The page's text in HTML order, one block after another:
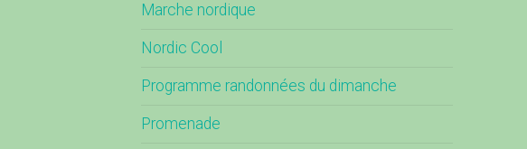
Marche nordique
Nordic Cool
Programme randonnées du dimanche
Promenade